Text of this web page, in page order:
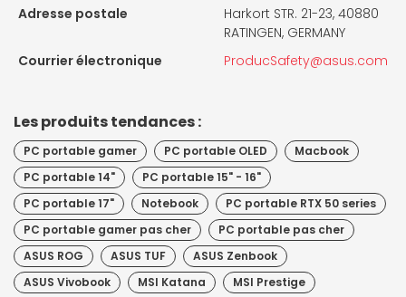
Adresse postale
Harkort STR. 21-23, 40880
RATINGEN, GERMANY
Courrier électronique
ProducSafety@asus.com
Les produits tendances :
PC portable gamer PC portable OLED
Macbook
PC portable 14"
PC portable 15" - 16"
PC portable 17"
Notebook
PC portable RTX 50 series
PC portable gamer pas cher
PC portable pas cher
ASUS ROG
ASUS TUF
ASUS Zenbook
ASUS Vivobook
MSI Katana
MSI Prestige